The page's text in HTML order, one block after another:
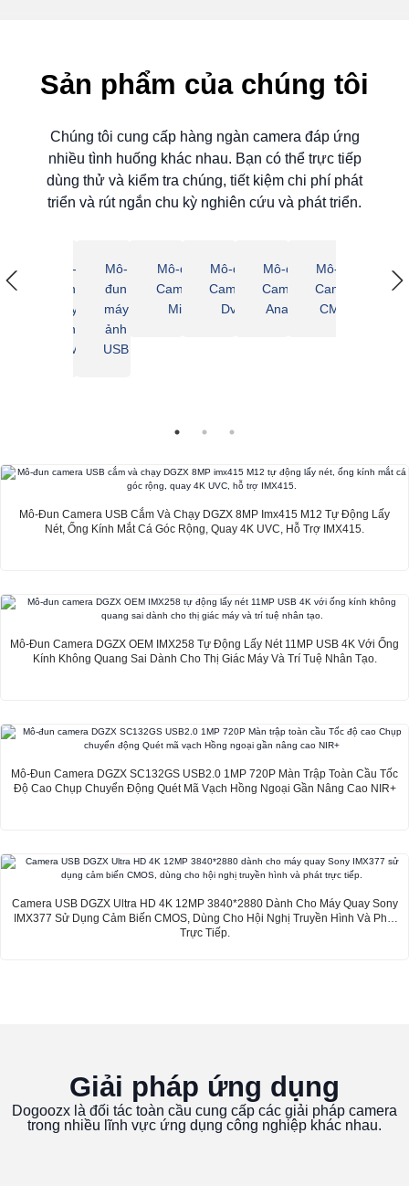
Sản phẩm của chúng tôi
Chúng tôi cung cấp hàng ngàn camera đáp ứng
nhiều tình huống khác nhau. Bạn có thể trực tiếp
dùng thử và kiểm tra chúng, tiết kiệm chi phí phát
triển và rút ngắn chu kỳ nghiên cứu và phát triển.
Mô-đun
máy ảnh
Mô-
đun
máy
ảnh
OEM
Mô-
đun
máy
ảnh
USB
Mô-đun
Camera
Mipi
Mô-đun
Camera
Dvp
Mô-đun
Camera
Analog
Mô-đun
Camera
CMOS
Mô-
Mô-Đun Camera USB Cắm Và Chạy DGZX 8MP Imx415 M12 Tự Động Lấy
Nét, Ống Kính Mắt Cá Góc Rộng, Quay 4K UVC, Hỗ Trợ IMX415.
Mô-Đun Camera DGZX OEM IMX258 Tự Động Lấy Nét 11MP USB 4K Với Ống
Kính Không Quang Sai Dành Cho Thị Giác Máy Và Trí Tuệ Nhân Tạo.
Mô-Đun Camera DGZX SC132GS USB2.0 1MP 720P Màn Trập Toàn Cầu Tốc
Độ Cao Chụp Chuyển Động Quét Mã Vạch Hồng Ngoại Gần Nâng Cao NIR+
Camera USB DGZX Ultra HD 4K 12MP 3840*2880 Dành Cho Máy Quay Sony
IMX377 Sử Dụng Cảm Biến CMOS, Dùng Cho Hội Nghị Truyền Hình Và Phát
Trực Tiếp.
Giải pháp ứng dụng
Dogoozx là đối tác toàn cầu cung cấp các giải pháp camera
trong nhiều lĩnh vực ứng dụng công nghiệp khác nhau.